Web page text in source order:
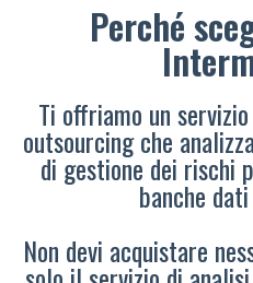
Perché
Ti offriamo un
outsourcing che
di gestione dei rischi
banche
Non devi acquistare